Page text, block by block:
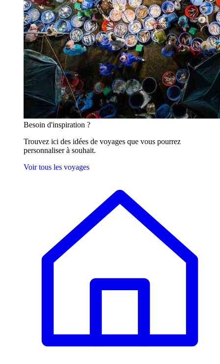
Besoin d'inspiration ?
Trouvez ici des idées de voyages que vous pourrez
personnaliser à souhait.
Voir tous les voyages